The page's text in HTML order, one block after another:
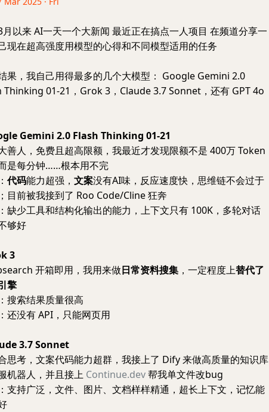
月以来 AI一天一个大新闻 最近正在搞点一人项目 在频道分享一
现在超高强度用模型的心得和不同模型适用的任务
果，我自己用得最多的几个大模型： Google Gemini 2.0
Thinking 01-21，Grok 3，Claude 3.7 Sonnet，还有 GPT 4o
Gemini 2.0 Flash Thinking 01-21
善人，免费且超高限额，我最近才发现限额不是 400万 Token
是每分钟……根本用不完
代码能力超强， 文案没有AI味，反应速度快，思维链不会过于
目前被我接到了 Roo Code/Cline 狂奔
缺少工具和结构化输出的能力，上下文只有 100K，多轮对话
够好
3
开箱即用，我用来做日常资料搜集 ，一定程度上替代了
擎
搜索结果质量很高
还没有 API，只能网页用
3.7 Sonnet
思考，文案代码能力超群，我接上了 Dify 来做高质量的知识库
机器人，并且接上 Continue.dev帮我单文件改bug
支持广泛，文件、图片、文档样样精通，超长上下文，记忆能